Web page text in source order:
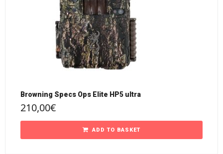
Browning Specs Ops Elite HP5 ultra
210,00€
ADD TO BASKET